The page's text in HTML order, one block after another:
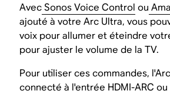
AvecSonos Voice Control ou
ajouté à votre Arc Ultra, vous
voix pour allumer et éteindre
pour ajuster le volume de la TV.
Pour utiliser ces commandes,
connecté à l'entrée HDMI-ARC ou